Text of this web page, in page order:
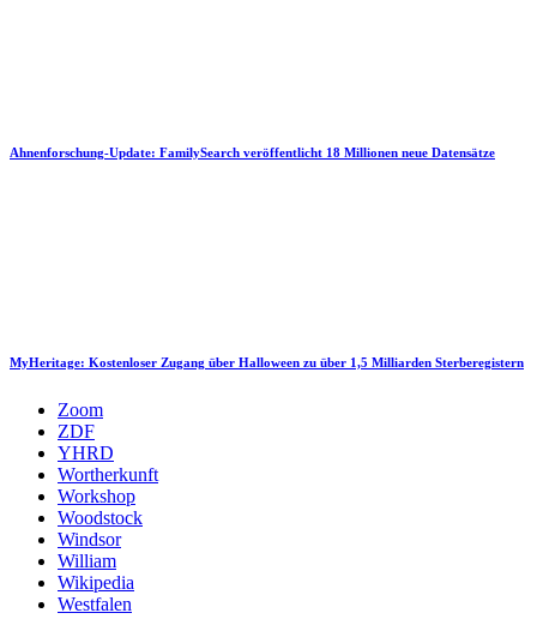
Ahnenforschung-Update: FamilySearch veröffentlicht 18 Millionen neue Datensätze
MyHeritage: Kostenloser Zugang über Halloween zu über 1,5 Milliarden Sterberegistern
Zoom
ZDF
YHRD
Wortherkunft
Workshop
Woodstock
Windsor
William
Wikipedia
Westfalen